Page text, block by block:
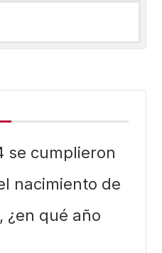
se cumplieron
nacimiento de
¿en qué año